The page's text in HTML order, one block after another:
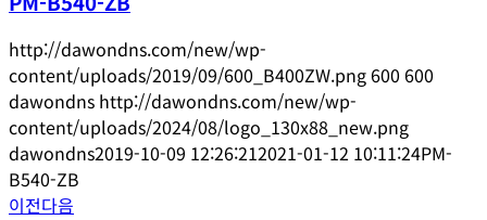
http://dawondns.com/new/wp-
content/uploads/2019/09/600_B400ZW.png600 600
dawondns http://dawondns.com/new/wp-
content/uploads/2024/08/logo_130x88_new.png
dawondns2019-10-09 12:26:212021-01-12 10:11:24PM-
B540-ZB
이전다음